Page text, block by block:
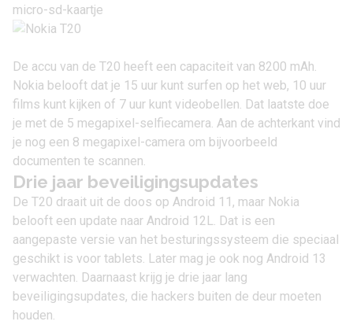
micro-sd-kaartje
De accu van de T20 heeft een capaciteit van 8200 mAh.
Nokia belooft dat je 15 uur kunt surfen op het web, 10 uur
films kunt kijken of 7 uur kunt videobellen. Dat laatste doe
je met de 5 megapixel-selfiecamera. Aan de achterkant vind
je nog een 8 megapixel-camera om bijvoorbeeld
documenten te scannen.
Drie jaar beveiligingsupdates
De T20 draait uit de doos op Android 11 , maar Nokia
belooft een update naar Android 12L. Dat is een
aangepaste versie van het besturingssysteem die speciaal
geschikt is voor tablets. Later mag je ook nog Android 13
verwachten. Daarnaast krijg je drie jaar lang
beveiligingsupdates, die hackers buiten de deur moeten
houden.